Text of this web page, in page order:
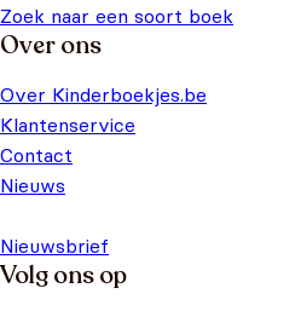
Zoek naar een soort boek
Over ons
Over Kinderboekjes.be
Klantenservice
Contact
Nieuws
Nieuwsbrief
Volg ons op